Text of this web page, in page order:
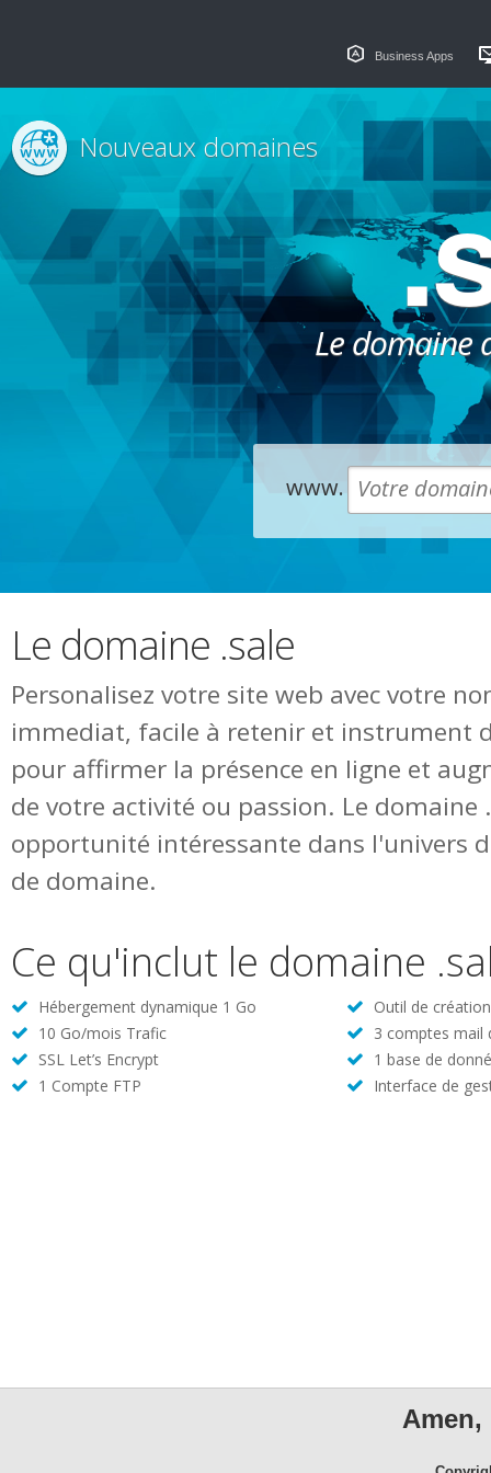
Business Apps
Le domaine
Nouveaux domaines
www.
Le domaine .sale
Personalisez votre site web avec votre
immediat, facile à retenir et instrument
pour affirmer la présence en ligne et
de votre activité ou passion. Le domaine
opportunité intéressante dans l'univers
de domaine.
Ce qu'inclut le domaine
Hébergement dynamique 1 Go
Outil de
10 Go/mois Trafic
3 comptes mail
SSL Let’s Encrypt
1 base de
1 Compte FTP
Interface de